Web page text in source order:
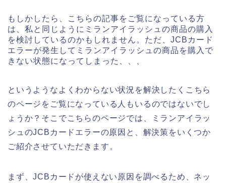
もしかしたら、こちらの記事をご覧になっている方
は、私と同じようにミランアイラッシュの商品の購入
を検討しているのかもしれません。ただ、JCBカード
エラーが発生してミランアイラッシュの商品を購入で
きない状態になってしまった、、、
というようなよくわからない状況を解決したくこちら
のページをご覧になっている人もいるのではないでし
ょうか？そこでこちらのページでは、ミランアイラッ
シュのJCBカードエラーの原因と、解決策をいくつか
ご紹介させていただきます。
まず、JCBカードが使えない原因を調べるため、ネッ